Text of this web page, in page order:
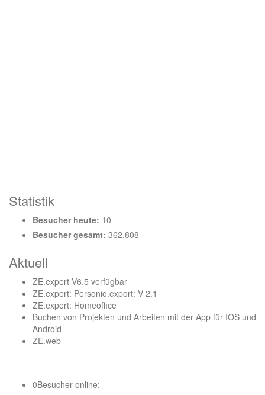
Statistik
Besucher heute: 10
Besucher gesamt: 362.808
Aktuell
ZE.expert V6.5 verfügbar
ZE.expert: Personio.export: V 2.1
ZE.expert: Homeoffice
Buchen von Projekten und Arbeiten mit der App für IOS und
Android
ZE.web
0Besucher online: